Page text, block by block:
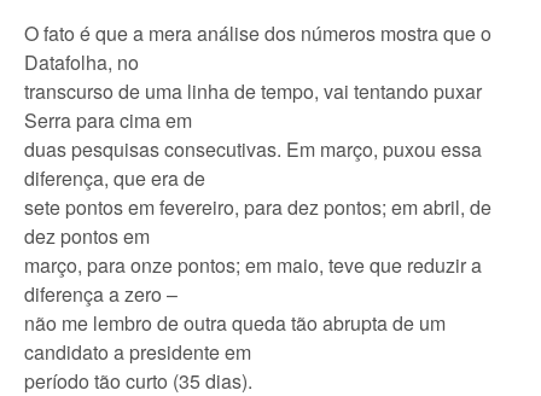
O fato é que a mera análise dos números mostra que o
Datafolha, no
transcurso de uma linha de tempo, vai tentando puxar
Serra para cima em
duas pesquisas consecutivas. Em março, puxou essa
diferença, que era de
sete pontos em fevereiro, para dez pontos; em abril, de
dez pontos em
março, para onze pontos; em maio, teve que reduzir a
diferença a zero –
não me lembro de outra queda tão abrupta de um
candidato a presidente em
período tão curto (35 dias).